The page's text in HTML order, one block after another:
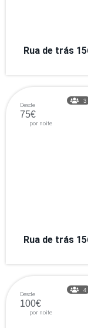
Rua de trás
Desde
75€
por noite
3
Rua de trás
Desde
100€
por noite
4